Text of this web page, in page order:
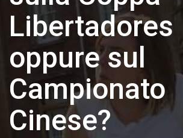
Libertadores
oppure sul
Campionato
Cinese?